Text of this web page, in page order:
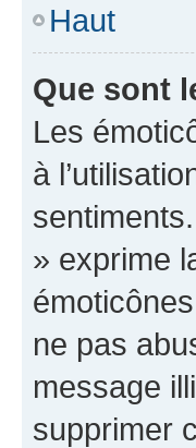
Haut
Que sont
Les
à
» exprime
ne pas
message
supprimer